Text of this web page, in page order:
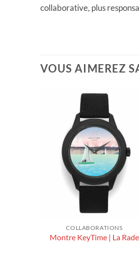
collaborative, plus
VOUS AIMEREZ
COLLABORATIONS
Montre KeyTime | La Rade